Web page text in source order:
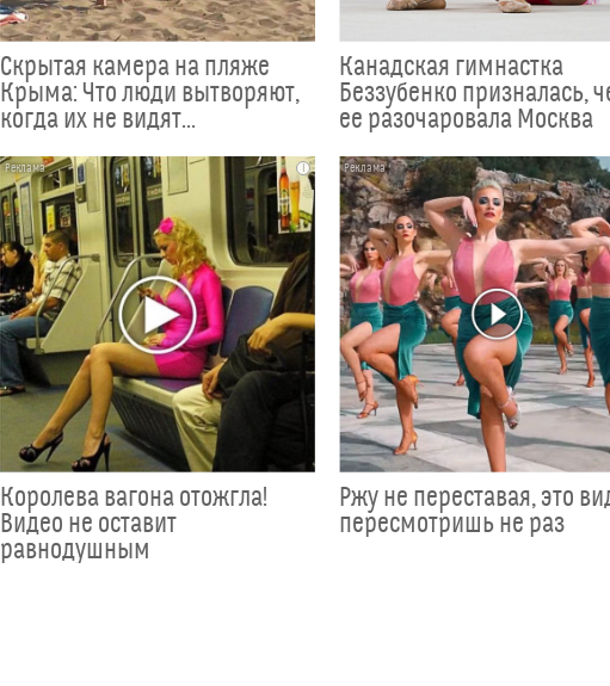
Скрытая камера на пляже
Крыма: Что люди вытворяют,
когда их не видят...
Канадская гимнастка
Беззубенко призналась,
ее разочаровала Москва
i
Королева вагона отожгла!
Видео не оставит
равнодушным
Ржу не переставая, это
пересмотришь не раз